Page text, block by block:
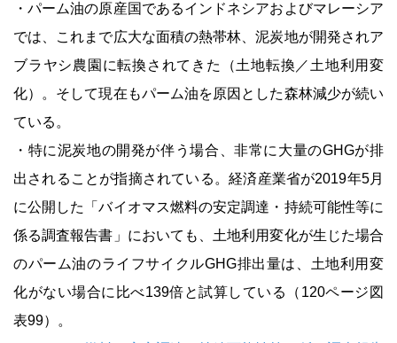
・パーム油の原産国であるインドネシアおよびマレーシア
では、これまで広大な面積の熱帯林、泥炭地が開発されア
ブラヤシ農園に転換されてきた（土地転換／土地利用変
化）。そして現在もパーム油を原因とした森林減少が続い
ている。
・特に泥炭地の開発が伴う場合、非常に大量のGHGが排
出されることが指摘されている。経済産業省が2019年5月
に公開した「バイオマス燃料の安定調達・持続可能性等に
係る調査報告書」においても、土地利用変化が生じた場合
のパーム油のライフサイクルGHG排出量は、土地利用変
化がない場合に比べ139倍と試算している（120ページ図
表99）。